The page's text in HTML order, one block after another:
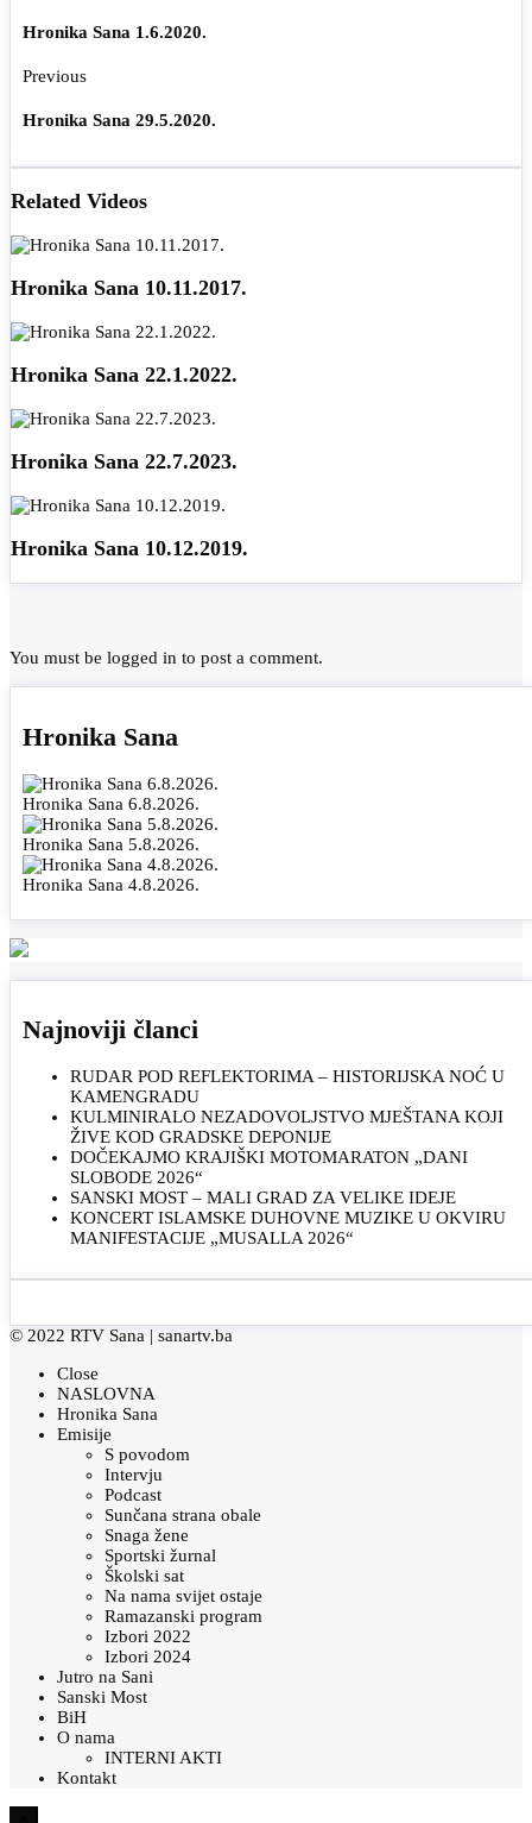
Hronika Sana 1.6.2020.
Previous
Hronika Sana 29.5.2020.
Related Videos
Hronika Sana 10.11.2017.
Hronika Sana 22.1.2022.
Hronika Sana 22.7.2023.
Hronika Sana 10.12.2019.
You must be logged in to post a comment.
Hronika Sana
Hronika Sana 6.8.2026.
Hronika Sana 5.8.2026.
Hronika Sana 4.8.2026.
Najnoviji članci
RUDAR POD REFLEKTORIMA – HISTORIJSKA NOĆ U
KAMENGRADU
KULMINIRALO NEZADOVOLJSTVO MJEŠTANA KOJI
ŽIVE KOD GRADSKE DEPONIJE
DOČEKAJMO KRAJIŠKI MOTOMARATON „DANI
SLOBODE 2026“
SANSKI MOST – MALI GRAD ZA VELIKE IDEJE
KONCERT ISLAMSKE DUHOVNE MUZIKE U OKVIRU
MANIFESTACIJE „MUSALLA 2026“
© 2022 RTV Sana | sanartv.ba
Close
NASLOVNA
Hronika Sana
Emisije
S povodom
Intervju
Podcast
Sunčana strana obale
Snaga žene
Sportski žurnal
Školski sat
Na nama svijet ostaje
Ramazanski program
Izbori 2022
Izbori 2024
Jutro na Sani
Sanski Most
BiH
O nama
INTERNI AKTI
Kontakt